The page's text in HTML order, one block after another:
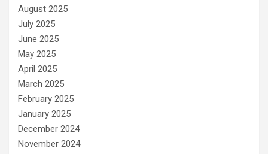
August 2025
July 2025
June 2025
May 2025
April 2025
March 2025
February 2025
January 2025
December 2024
November 2024